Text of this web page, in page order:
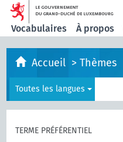
Vocabulaires À propos
Accueil >Thèmes
Toutes les langues
TERME PRÉFÉRENTIEL